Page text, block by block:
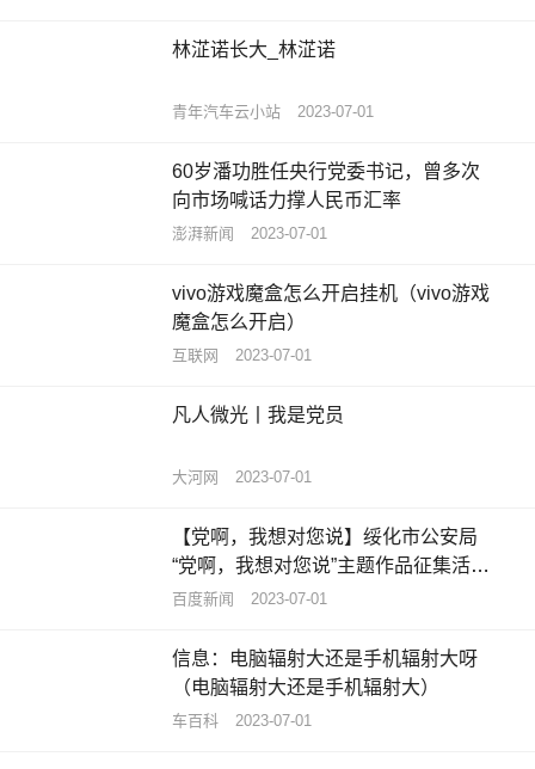
林淽诺长大_林淽诺
青年汽车云小站 2023-07-01
60岁潘功胜任央行党委书记，曾多次
向市场喊话力撑人民币汇率
澎湃新闻 2023-07-01
vivo游戏魔盒怎么开启挂机（vivo游戏
魔盒怎么开启）
互联网 2023-07-01
凡人微光丨我是党员
大河网 2023-07-01
【党啊，我想对您说】绥化市公安局
“党啊，我想对您说”主题作品征集活动
获奖名单揭晓-今日视点
百度新闻 2023-07-01
信息：电脑辐射大还是手机辐射大呀
（电脑辐射大还是手机辐射大）
车百科 2023-07-01